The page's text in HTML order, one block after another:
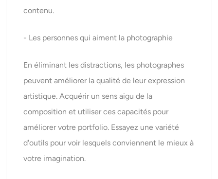
contenu.
- Les personnes qui aiment la photographie
En éliminant les distractions, les photographes
peuvent améliorer la qualité de leur expression
artistique. Acquérir un sens aigu de la
composition et utiliser ces capacités pour
améliorer votre portfolio. Essayez une variété
d'outils pour voir lesquels conviennent le mieux à
votre imagination.